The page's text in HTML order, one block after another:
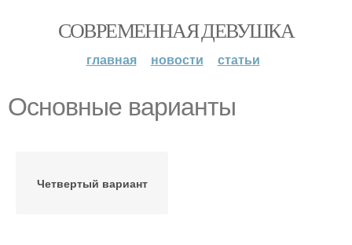
СОВРЕМЕННАЯ ДЕВУШКА
главная новости статьи
Основные варианты
Четвертый вариант